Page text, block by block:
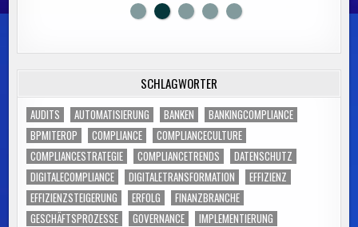
SCHLAGWÖRTER
AUDITS AUTOMATISIERUNG BANKEN
BANKINGCOMPLIANCE
BPMITEROP
COMPLIANCE
COMPLIANCECULTURE
COMPLIANCESTRATEGIE
COMPLIANCETRENDS
DATENSCHUTZ
DIGITALECOMPLIANCE
DIGITALETRANSFORMATION
EFFIZIENZ
EFFIZIENZSTEIGERUNG
ERFOLG
FINANZBRANCHE
GESCHÄFTSPROZESSE
GOVERNANCE
IMPLEMENTIERUNG